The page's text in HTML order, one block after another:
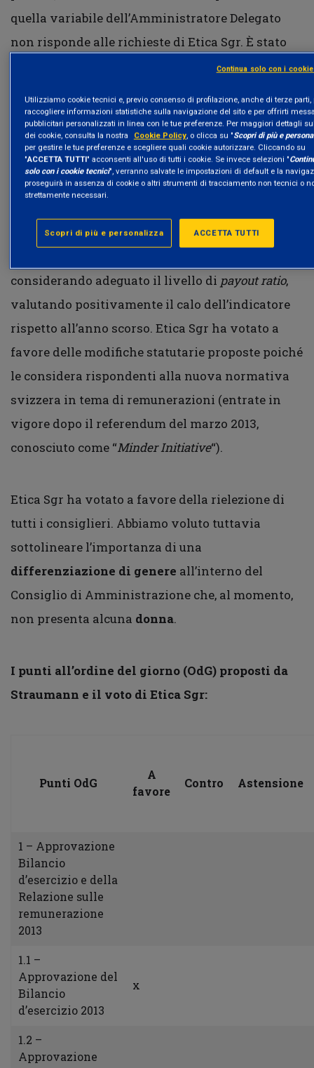
quella variabile dell’Amministratore Delegato
non risponde alle richieste di Etica Sgr. È stato
inoltre fatto notare come l’aumento della
considerata eccessiva, sebbene sia in linea con i
risultati conseguiti da Straumann nel corso del
2013. Inoltre è stato suggerito alla Società
l’inserimento di meccanismi di remunerazione
calcolo della componente variabile. Etica Sgr ha
considerando adeguato il livello di payout ratio,
valutando positivamente il calo dell’indicatore
rispetto all’anno scorso. Etica Sgr ha votato a
favore delle modifiche statutarie proposte poiché
le considera rispondenti alla nuova normativa
svizzera in tema di remunerazioni (entrate in
vigore dopo il referendum del marzo 2013,
conosciuto come “Minder Initiative“).
Etica Sgr ha votato a favore della rielezione di
tutti i consiglieri. Abbiamo voluto tuttavia
sottolineare l’importanza di una
differenziazione di genere all’interno del
Consiglio di Amministrazione che, al momento,
non presenta alcuna donna.
I punti all’ordine del giorno (OdG) proposti da
Straumann e il voto di Etica Sgr:
Punti OdG
A
favore
Contro Astensione
1 – Approvazione
Bilancio
d’esercizio e della
Relazione sulle
remunerazione
2013
1.1 –
Approvazione del
Bilancio
d’esercizio 2013
x
1.2 –
Approvazione
Utilizziamo cookie tecnici e, previo consenso di profilazione, anche di terze parti,
raccogliere informazioni statistiche sulla navigazione del sito e per offrirti
pubblicitari personalizzati in linea con le tue preferenze. Per maggiori dettagli
dei cookie, consulta la nostra
Cookie Policy, o clicca su "Scopri di più e
per gestire le tue preferenze e scegliere quali cookie autorizzare. Cliccando su
"ACCETTA TUTTI" acconsenti all'uso di tutti i cookie. Se invece selezioni "
solo con i cookie tecnici", verranno salvate le impostazioni di default e la
proseguirà in assenza di cookie o altri strumenti di tracciamento non tecnici o
strettamente necessari.
ACCETTA TUTTI
Scopri di più e personalizza
Continua solo con i